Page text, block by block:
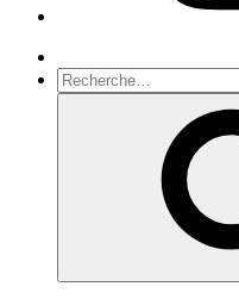
Recherche
pour